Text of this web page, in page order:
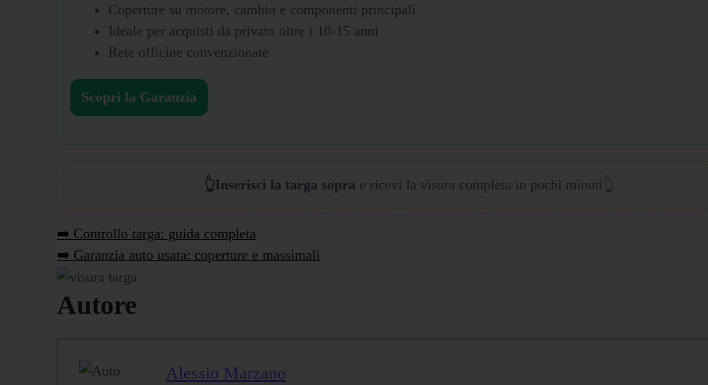
Coperture su motore, cambio e componenti principali
Ideale per acquisti da privato oltre i 10-15 anni
Rete officine convenzionate
Scopri la Garanzia
👆Inserisci la targa sopra e ricevi la visura completa in pochi minuti👆
➡️ Controllo targa: guida completa
➡️ Garanzia auto usata: coperture e massimali
Autore
Alessio Marzano